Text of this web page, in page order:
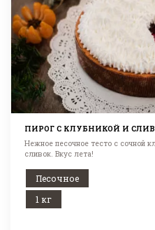
ПИРОГ С КЛУБНИКОЙ И
Нежное песочное тесто с сочной
сливок. Вкус лета!
Песочное
1 кг